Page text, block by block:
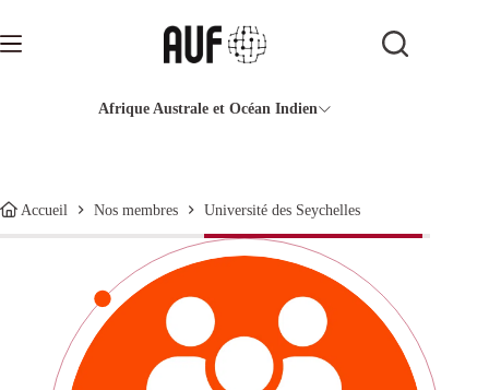
contenu
Afrique Australe et Océan Indien
Accueil Nos membres Université des Seychelles